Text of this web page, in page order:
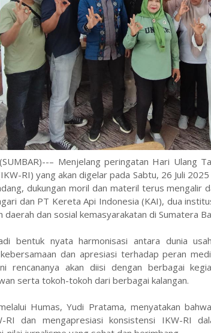
– Menjelang peringatan Hari Ulang
RI) yang akan digelar pada Sabtu, 26 Juli
dukungan moril dan materil terus mengalir
dan PT Kereta Api Indonesia (KAI), dua
daerah dan sosial kemasyarakatan di Sumatera
bentuk nyata harmonisasi antara dunia
dan apresiasi terhadap peran
rencananya akan diisi dengan berbagai
serta tokoh-tokoh dari berbagai kalangan.
Humas, Yudi Pratama, menyatakan
RI dan mengapresiasi konsistensi IKW-RI